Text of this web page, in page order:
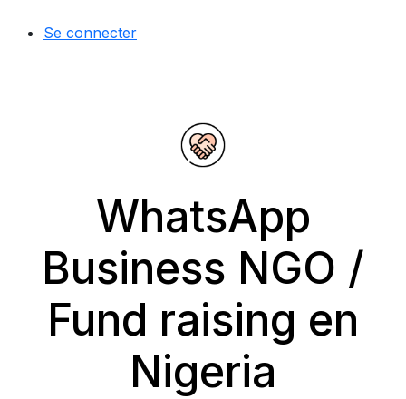
Se connecter
WhatsApp
Business NGO /
Fund raising en
Nigeria